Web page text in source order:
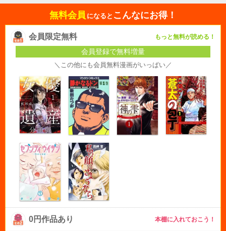
無料会員 になると こんなにお得！
会員限定無料 もっと無料が読める！
会員登録で無料増量
＼この他にも会員無料漫画がいっぱい／
0円作品あり 本棚に入れておこう！